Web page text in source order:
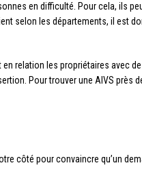
en difficulté. Pour cela, ils
selon les départements, il est
en relation les propriétaires avec
Pour trouver une AIVS près
côté pour convaincre qu’un